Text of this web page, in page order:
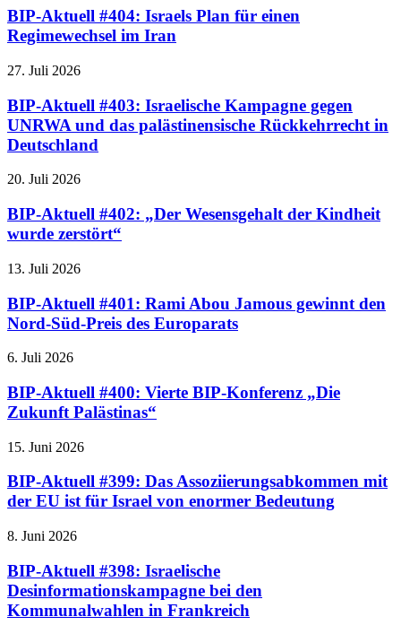
BIP-Aktuell #404: Israels Plan für einen
Regimewechsel im Iran
27. Juli 2026
BIP-Aktuell #403: Israelische Kampagne gegen
UNRWA und das palästinensische Rückkehrrecht in
Deutschland
20. Juli 2026
BIP-Aktuell #402: „Der Wesensgehalt der Kindheit
wurde zerstört“
13. Juli 2026
BIP-Aktuell #401: Rami Abou Jamous gewinnt den
Nord-Süd-Preis des Europarats
6. Juli 2026
BIP-Aktuell #400: Vierte BIP-Konferenz „Die
Zukunft Palästinas“
15. Juni 2026
BIP-Aktuell #399: Das Assoziierungsabkommen mit
der EU ist für Israel von enormer Bedeutung
8. Juni 2026
BIP-Aktuell #398: Israelische
Desinformationskampagne bei den
Kommunalwahlen in Frankreich